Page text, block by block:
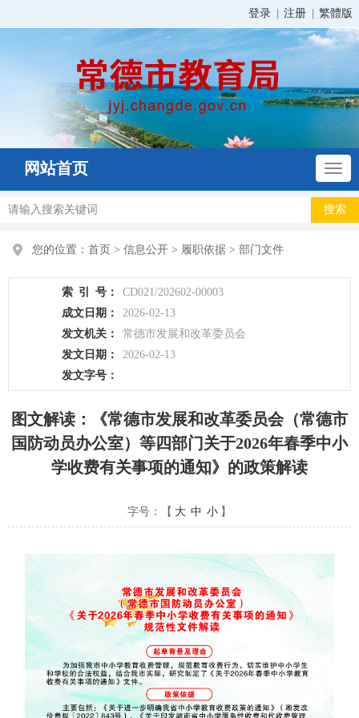
登录 注册 繁體版
网站首页
您的位置： 首页 > 信息公开 > 履职依据 > 部门文件
索 引 号：
CD021/202602-00003
成文日期：
2026-02-13
发文机关：
常德市发展和改革委员会
发文日期：
2026-02-13
发文字号：
图文解读：《常德市发展和改革委员会（常德市
国防动员办公室）等四部门关于2026年春季中小
学收费有关事项的通知》的政策解读
字号：【 大 中 小 】